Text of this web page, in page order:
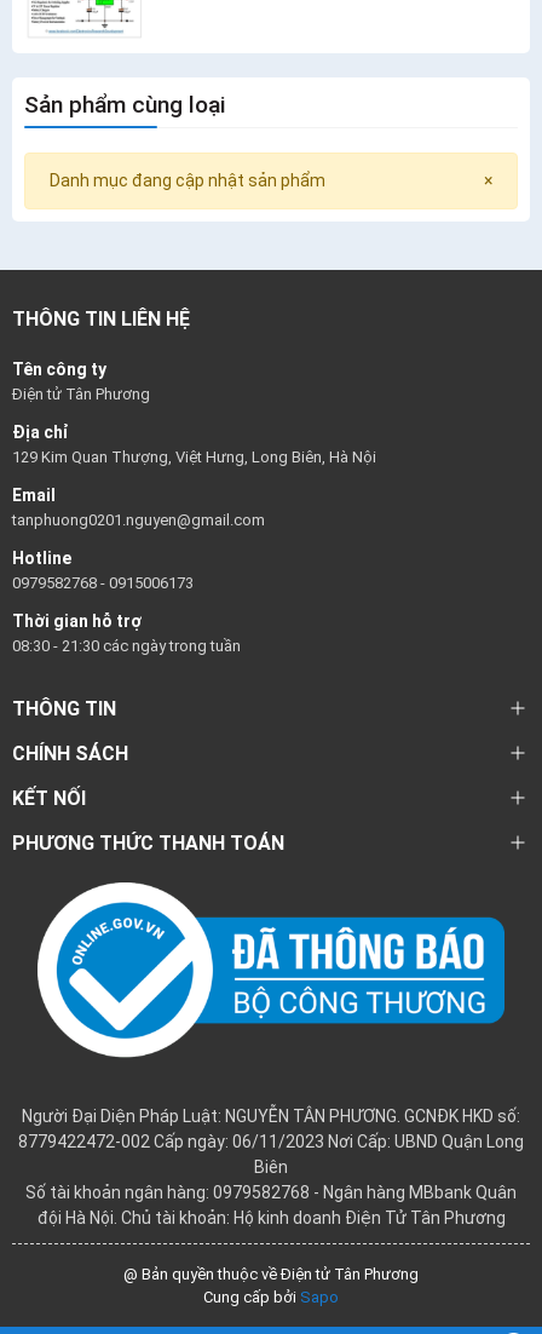
Sản phẩm cùng loại
×
Danh mục đang cập nhật sản phẩm
THÔNG TIN LIÊN HỆ
Tên công ty
Điện tử Tân Phương
Địa chỉ
129 Kim Quan Thượng, Việt Hưng, Long Biên, Hà Nội
Email
tanphuong0201.nguyen@gmail.com
Hotline
0979582768 - 0915006173
Thời gian hỗ trợ
08:30 - 21:30 các ngày trong tuần
THÔNG TIN
CHÍNH SÁCH
KẾT NỐI
PHƯƠNG THỨC THANH TOÁN
Người Đại Diện Pháp Luật: NGUYỄN TÂN PHƯƠNG. GCNĐK HKD số:
8779422472-002 Cấp ngày: 06/11/2023 Nơi Cấp: UBND Quận Long
Biên
Số tài khoản ngân hàng: 0979582768 - Ngân hàng MBbank Quân
đội Hà Nội. Chủ tài khoản: Hộ kinh doanh Điện Tử Tân Phương
@ Bản quyền thuộc về Điện tử Tân Phương
Cung cấp bởi Sapo